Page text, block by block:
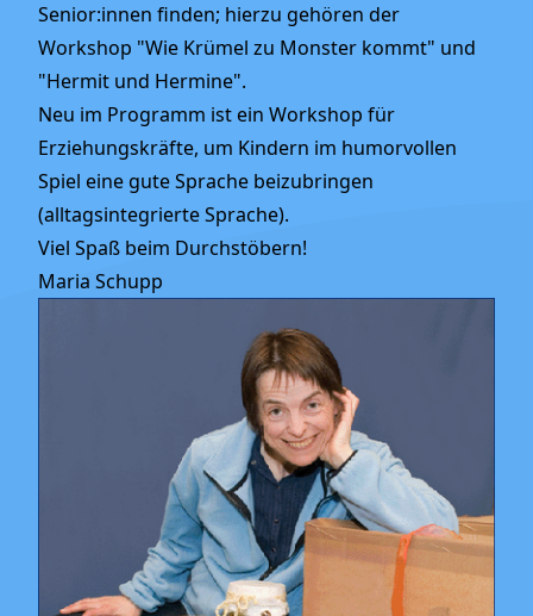
Senior:innen finden; hierzu gehören der
Workshop "Wie Krümel zu Monster kommt" und
"Hermit und Hermine".
Neu im Programm ist ein Workshop für
Erziehungskräfte, um Kindern im humorvollen
Spiel eine gute Sprache beizubringen
(alltagsintegrierte Sprache).
Viel Spaß beim Durchstöbern!
Maria Schupp